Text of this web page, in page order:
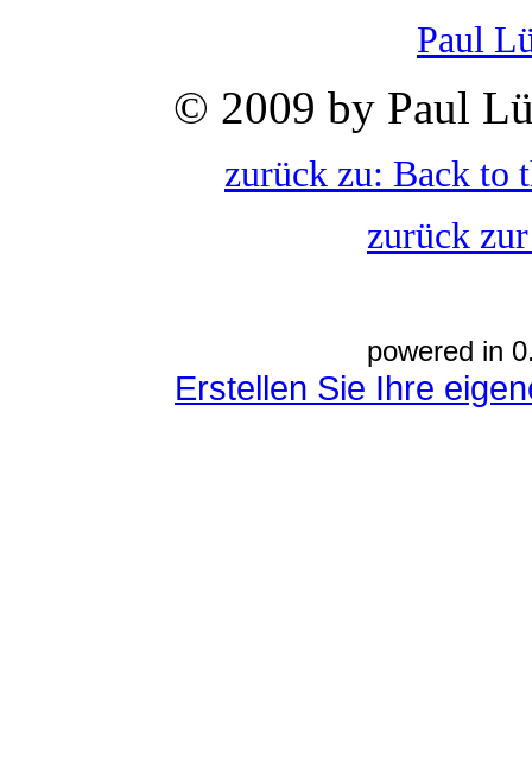
Paul
© 2009 by Paul
zurück zu: Back to
zurück
powered in
Erstellen Sie Ihre